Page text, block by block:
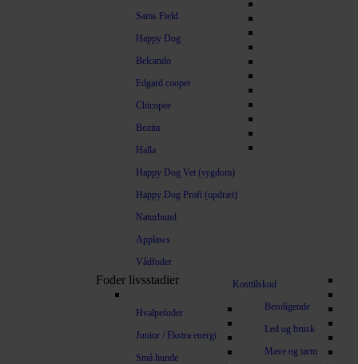
Sams Field
Happy Dog
Belcando
Edgard cooper
Chicopee
Bozita
Halla
Happy Dog Vet (sygdom)
Happy Dog Profi (opdræt)
Naturhund
Applaws
Vådfoder
Foder livsstadier
Hvalpefoder
Junior / Ekstra energi
Små hunde
Kosttilskud
Beroligende
Led og brusk
Mave og tarm